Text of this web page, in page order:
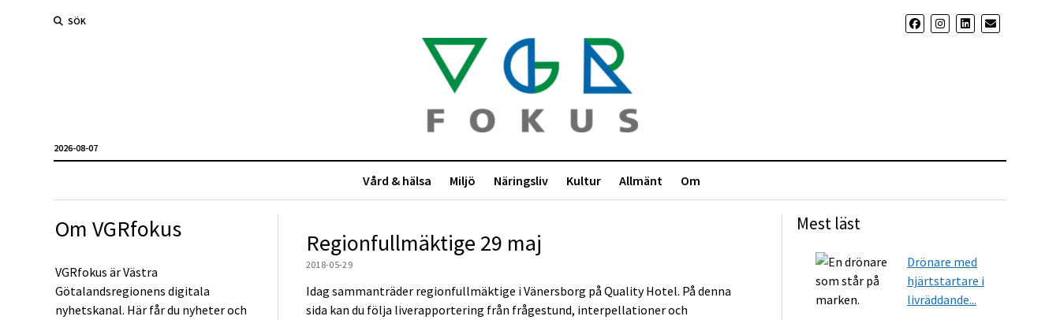
SÖK
2026-08-07
Vård & hälsa Miljö Näringsliv Kultur Allmänt Om
Om VGRfokus
VGRfokus är Västra
Götalandsregionens digitala
nyhetskanal. Här får du nyheter och
Regionfullmäktige 29 maj
2018-05-29
Idag sammanträder regionfullmäktige i Vänersborg på Quality Hotel. På denna
sida kan du följa liverapportering från frågestund, interpellationer och
Mest läst
Drönare med
hjärtstartare i
livräddande...